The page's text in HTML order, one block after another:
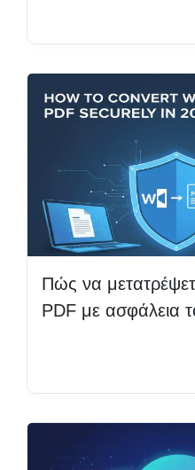
Πώς να
PDF με ασφάλεια